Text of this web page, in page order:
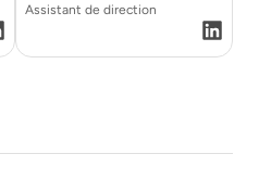
Assistant de direction